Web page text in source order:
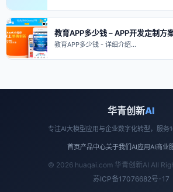
教育APP多少钱 – APP开发定制方
教育APP多少钱 - 详细介绍…
华青创新AI
专注AI大模型应用与企业数字化转型，服务
首页产品中心关于我们 AI应用AI商业
© 2026 huaqai.com 华青创新AI All
苏ICP备17076682号-17